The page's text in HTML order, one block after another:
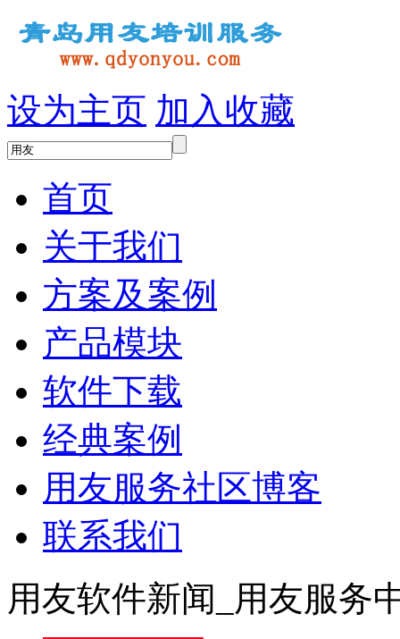
设为主页 加入收藏
首页
关于我们
方案及案例
产品模块
软件下载
经典案例
用友服务社区博客
联系我们
用友软件新闻_用友服务